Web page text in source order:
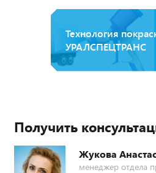
Технология
УРАЛСПЕЦТРАНС
Получить
Жукова
менеджер отдела